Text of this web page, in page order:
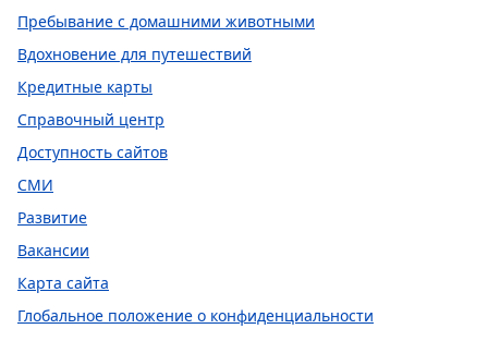
Пребывание с домашними животными
Вдохновение для путешествий
Кредитные карты
Справочный центр
Доступность сайтов
СМИ
Развитие
Вакансии
Карта сайта
Глобальное положение о конфиденциальности